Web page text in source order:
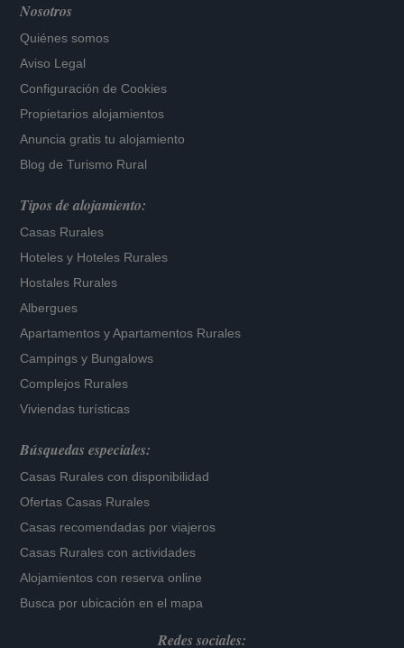
Nosotros
Quiénes somos
Aviso Legal
Configuración de Cookies
Propietarios alojamientos
Anuncia gratis tu alojamiento
Blog de Turismo Rural
Tipos de alojamiento:
Casas Rurales
Hoteles y Hoteles Rurales
Hostales Rurales
Albergues
Apartamentos yApartamentos Rurales
Campings y Bungalows
Complejos Rurales
Viviendas turísticas
Búsquedas especiales:
Casas Rurales con disponibilidad
Ofertas Casas Rurales
Casas recomendadas por viajeros
Casas Rurales con actividades
Alojamientos con reserva online
Busca por ubicación en el mapa
Redes sociales: